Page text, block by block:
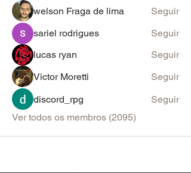
welson Fraga de lima
Seguir
sariel rodrigues
Seguir
lucas ryan
Seguir
Victor Moretti
Seguir
discord_rpg
Seguir
Ver todos os membros (2095)